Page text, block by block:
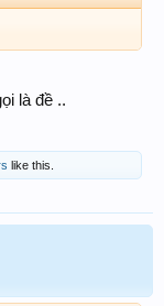
là đề ..
like this.